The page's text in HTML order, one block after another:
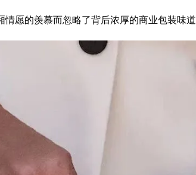
愿的羡慕而忽略了背后浓厚的商业包装味道